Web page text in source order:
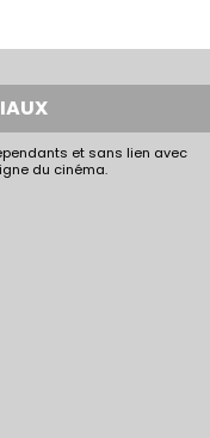
et sans lien avec
du cinéma.